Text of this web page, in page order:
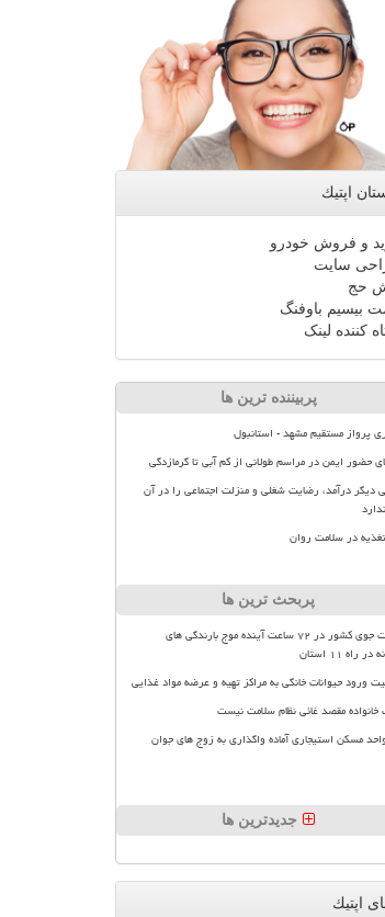
اپتیك
و فروش خودرو
سایت
حج
بیسیم باوفنگ
کننده لینک
پربیننده ترین ها
پرواز مستقیم مشهد - استانبول
حضور ایمن در مراسم طولانی از کم آبی تا گرمازدگی
دیگر درآمد، رضایت شغلی و منزلت اجتماعی را در آن
در سلامت روان
پربحث ترین ها
وضعیت جوی کشور در ۷۲ ساعت آینده موج بارندگی های
راه ۱۱ استان
ورود حیوانات خانگی به مراکز تهیه و عرضه مواد غذایی
مقصد غائی نظام سلامت نیست
۱۹۰ واحد مسکن استیجاری آماده واگذاری به زوج های جوان
جدیدترین ها
اپتیك